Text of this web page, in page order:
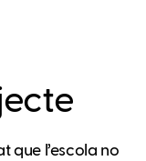
que l’escola no